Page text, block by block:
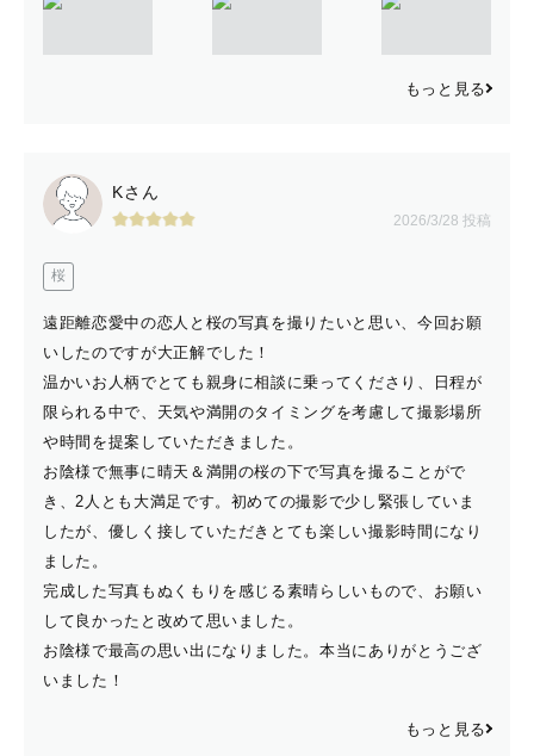
もっと見る
Kさん
2026/3/28 投稿
桜
遠距離恋愛中の恋人と桜の写真を撮りたいと思い、今回お願
いしたのですが大正解でした！
温かいお人柄でとても親身に相談に乗ってくださり、日程が
限られる中で、天気や満開のタイミングを考慮して撮影場所
や時間を提案していただきました。
お陰様で無事に晴天＆満開の桜の下で写真を撮ることがで
き、2人とも大満足です。初めての撮影で少し緊張していま
したが、優しく接していただきとても楽しい撮影時間になり
ました。
完成した写真もぬくもりを感じる素晴らしいもので、お願い
して良かったと改めて思いました。
お陰様で最高の思い出になりました。本当にありがとうござ
いました！
もっと見る